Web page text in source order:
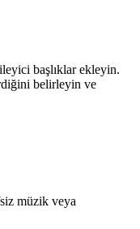
başlıklar ekleyin.
belirleyin ve
müzik veya